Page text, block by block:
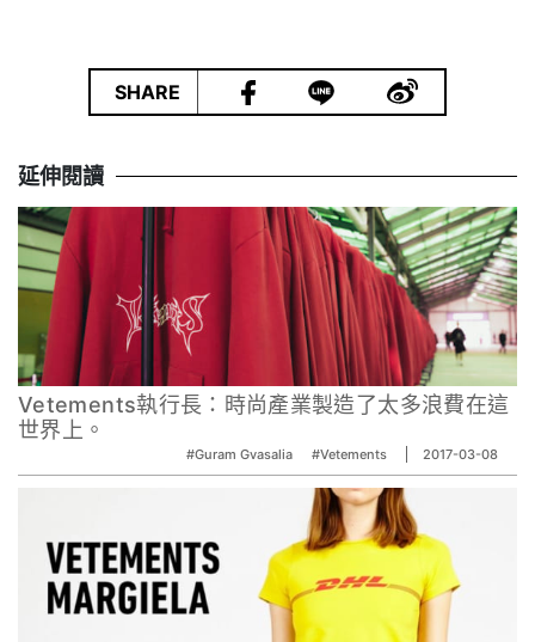
SHARE
延伸閱讀
Vetements執行長：時尚產業製造了太多浪費在這
世界上。
#Guram Gvasalia #Vetements 2017-03-08